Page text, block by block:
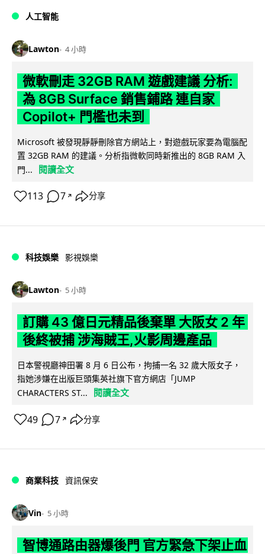
人工智能
Lawton 4 小時
微軟刪走 32GB RAM 遊戲建議 分析:
為 8GB Surface 銷售鋪路 連自家
Copilot+ 門檻也未到
Microsoft 被發現靜靜刪除官方網站上，對遊戲玩家要為電腦配
置 32GB RAM 的建議。分析指微軟同時新推出的 8GB RAM 入
門...
閱讀全文
113 7 ↗ 分享
科技娛樂 影視娛樂
Lawton 5 小時
訂購 43 億日元精品後棄單 大阪女 2 年
後終被捕 涉海賊王,火影周邊產品
日本警視廳神田署 8 月 6 日公布，拘捕一名 32 歲大阪女子，
指她涉嫌在出版巨頭集英社旗下官方網店「JUMP
CHARACTERS ST...
閱讀全文
49 7 ↗ 分享
商業科技 資訊保安
Vin 5 小時
智博通路由器爆後門 官方緊急下架止血